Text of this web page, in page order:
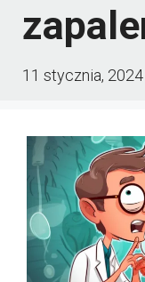
11 stycznia, 2024